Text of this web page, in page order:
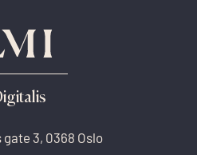
gate 3, 0368 Oslo